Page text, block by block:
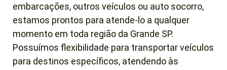
embarcações, outros veículos ou auto socorro,
estamos prontos para atende-lo a qualquer
momento em toda região da Grande SP.
Possuímos flexibilidade para transportar veículos
para destinos específicos, atendendo às